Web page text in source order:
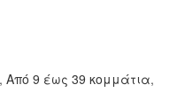
, Από 9 έως 39 κομμάτια,